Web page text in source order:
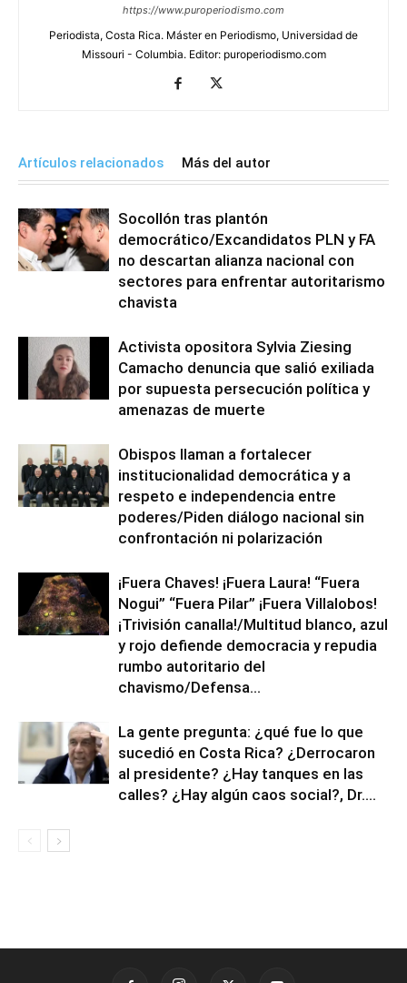
https://www.puroperiodismo.com
Periodista, Costa Rica. Máster en Periodismo, Universidad de
Missouri - Columbia. Editor: puroperiodismo.com
Artículos relacionados Más del autor
Socollón tras plantón
democrático/Excandidatos PLN y FA
no descartan alianza nacional con
sectores para enfrentar autoritarismo
chavista
Activista opositora Sylvia Ziesing
Camacho denuncia que salió exiliada
por supuesta persecución política y
amenazas de muerte
Obispos llaman a fortalecer
institucionalidad democrática y a
respeto e independencia entre
poderes/Piden diálogo nacional sin
confrontación ni polarización
¡Fuera Chaves! ¡Fuera Laura! “Fuera
Nogui” “Fuera Pilar” ¡Fuera Villalobos!
¡Trivisión canalla!/Multitud blanco, azul
y rojo defiende democracia y repudia
rumbo autoritario del
chavismo/Defensa...
La gente pregunta: ¿qué fue lo que
sucedió en Costa Rica? ¿Derrocaron
al presidente? ¿Hay tanques en las
calles? ¿Hay algún caos social?, Dr....